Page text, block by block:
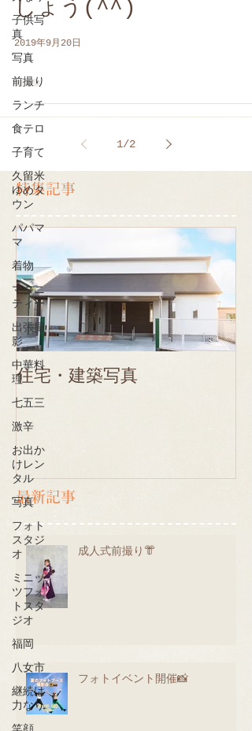
子供写
真
写真
前撮り
ランチ
食テロ
子育て
久留米
ゆめタ
ウン
パパマ
マ
着物
マタニ
ティー
出張撮
影
中華料
理
七五三
激辛
お出か
けレン
タル
写真
フォト
スタジ
オ
ミニッ
ツフォ
トスタ
ジオ
福岡
八女市
継続は
力なり
しょう(^^)
2019年9月20日
1/2
特集記事
住宅・建築写真
最新記事
成人式前撮り👘
フォトイベント開催📸